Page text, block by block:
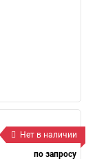
Нет в наличии
по запросу